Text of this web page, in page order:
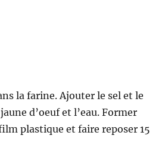
la farine. Ajouter le sel et le
d’oeuf et l’eau. Former
plastique et faire reposer 15